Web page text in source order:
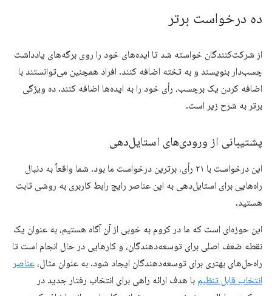
ده درخواست برتر
از شرکت‌کنندگان خواسته شد تا ایده‌های خود را روی برگه‌های یادداشت
چسب‌دار بنویسند و به تخته اضافه کنند. افراد همچنین می‌توانستند با
اضافه کردن یک برچسب، رأی خود را به ایده‌ها اضافه کنند. ده ویژگی
برتر به شرح زیر است.
پشتیبانی از ورودی‌های استایل‌دهی
این درخواست با ۲۱ رأی، برترین درخواست ما بود. شما واقعاً به دنبال
راه‌هایی برای استایل‌دهی به این عناصر رایج رابط کاربری به روشی ثابت
هستید.
این حوزه‌ای است که ما در کروم به خوبی از آن آگاه هستیم، به عنوان یک
نقطه ضعف اصلی برای توسعه‌دهندگان، و کارهایی در حال انجام است تا
راه‌حل‌های بهتری برای توسعه‌دهندگان ایجاد شود. به عنوان مثال، عناصر
انتخاب قابل تنظیم با هدف ارائه راهی برای انتخاب رفتار جدید در